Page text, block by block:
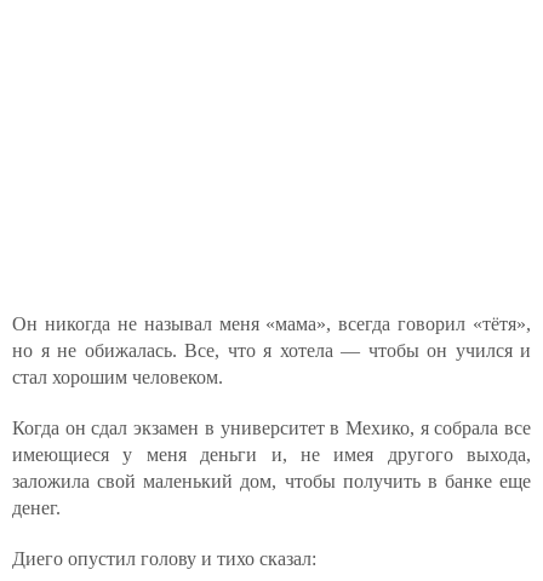
Он никогда не называл меня «мама», всегда говорил «тётя»,
но я не обижалась. Все, что я хотела — чтобы он учился и
стал хорошим человеком.
Когда он сдал экзамен в университет в Мехико, я собрала все
имеющиеся у меня деньги и, не имея другого выхода,
заложила свой маленький дом, чтобы получить в банке еще
денег.
Диего опустил голову и тихо сказал: